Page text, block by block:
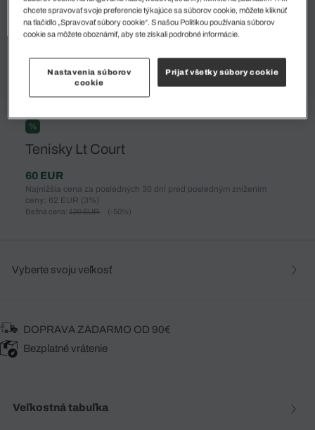
%
Tenisky Lt Court
60 EUR
Najnižšia cena za posledných 30 dní pred posledným znížením
ceny: 62 EUR (3%)
Bežná cena: 120 EUR (-50%)
Vyberte svoju veľkosť
DOPRAVA ZADARMO OD 90€
Bezplatné vrátenie
Veľkostná tabuľka
chcete spravovať svoje preferencie týkajúce sa súborov cookie, môžete kliknúť
na tlačidlo „Spravovať súbory cookie“. S našou Politikou používania súborov
cookie sa môžete oboznámiť, aby ste získali podrobné informácie.
Nastavenia súborov
cookie
Prijať všetky súbory cookie